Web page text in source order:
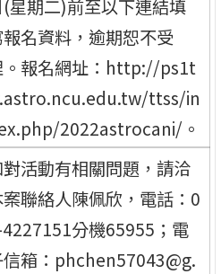
(星期二)前至以下連結填
名資料，逾期恕不受
。報名網址：http://ps1t
ttss/in
2022astrocani/。
活動有相關問題，請洽
聯絡人陳佩欣，電話：0
分機65955；電
信箱：phchen57043@g.